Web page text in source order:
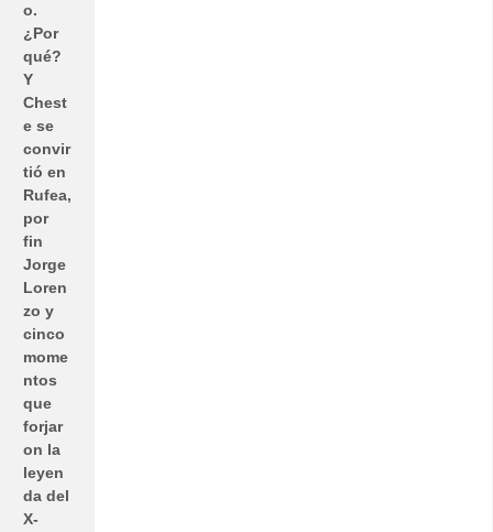
o.
¿Por
qué?
Y
Chest
e se
convir
tió en
Rufea,
por
fin
Jorge
Loren
zo y
cinco
mome
ntos
que
forjar
on la
leyen
da del
X-